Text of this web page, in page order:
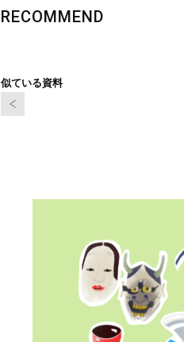
RECOMMEND
似ている資料